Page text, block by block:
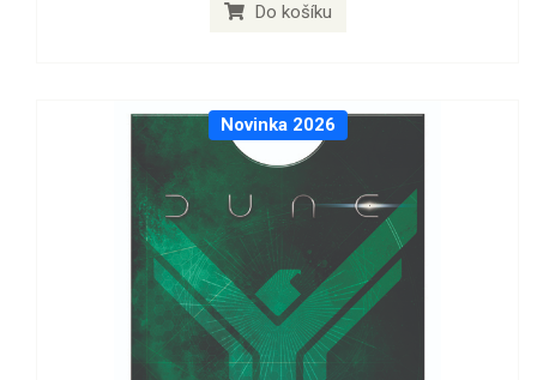
Do košíku
Novinka 2026